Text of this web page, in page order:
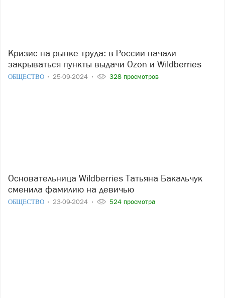
Кризис на рынке труда: в России начали
закрываться пункты выдачи Ozon и Wildberries
ОБЩЕСТВО 25-09-2024 328 просмотров
Основательница Wildberries Татьяна Бакальчук
сменила фамилию на девичью
ОБЩЕСТВО 23-09-2024 524 просмотра